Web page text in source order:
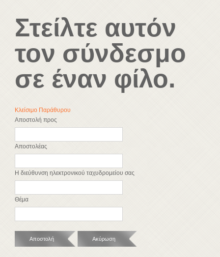
Στείλτε αυτόν
τον σύνδεσμο
σε έναν φίλο.
Κλείσιμο Παράθυρου
Αποστολή προς
Αποστολέας
Η διεύθυνση ηλεκτρονικού ταχυδρομείου σας
Θέμα
Αποστολή Ακύρωση